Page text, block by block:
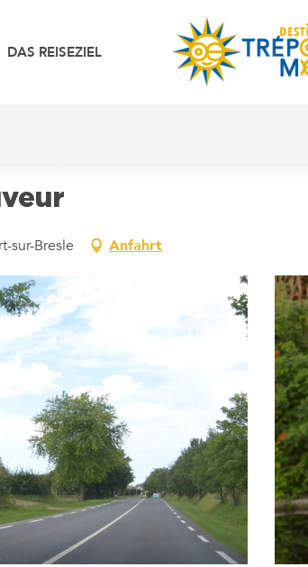
DAS REISEZIEL
sur-Bresle Anfahrt